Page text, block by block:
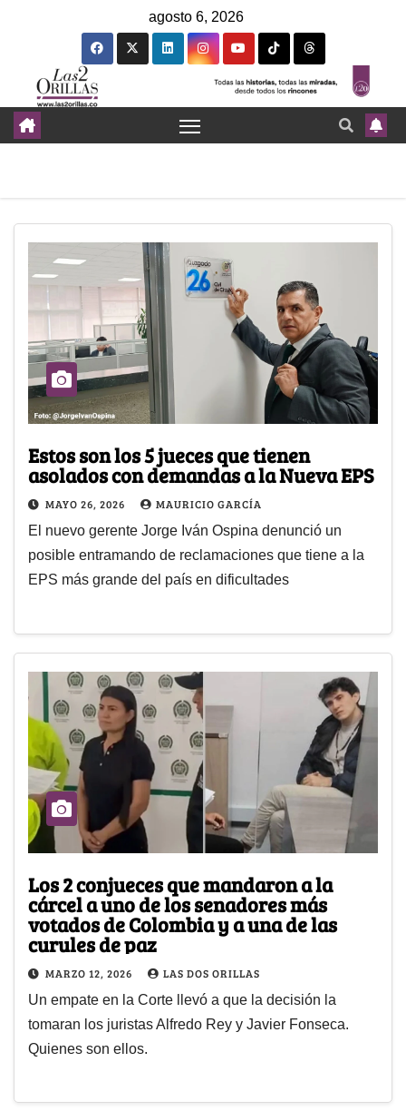
agosto 6, 2026
Estos son los 5 jueces que tienen
asolados con demandas a la Nueva EPS
MAYO 26, 2026 MAURICIO GARCÍA
El nuevo gerente Jorge Iván Ospina denunció un
posible entramando de reclamaciones que tiene a la
EPS más grande del país en dificultades
Los 2 conjueces que mandaron a la
cárcel a uno de los senadores más
votados de Colombia y a una de las
curules de paz
MARZO 12, 2026 LAS DOS ORILLAS
Un empate en la Corte llevó a que la decisión la
tomaran los juristas Alfredo Rey y Javier Fonseca.
Quienes son ellos.